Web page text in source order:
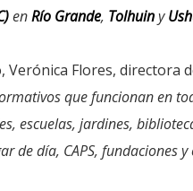
enRío Grande, Tolhuiny
Verónica Flores, directora
que funcionan en
escuelas, jardines,
de día, CAPS, fundaciones